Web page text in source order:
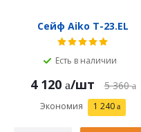
Сейф Aiko T-23.EL
Есть в наличии
4 120 /шт 5 360
Экономия 1 240